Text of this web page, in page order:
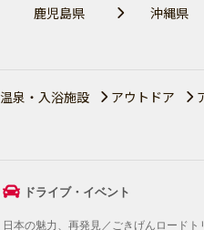
鹿児島県
沖縄県
温泉・入浴施設 アウトドア
ドライブ・イベント
日本の魅力、再発見／ごきげんロードト